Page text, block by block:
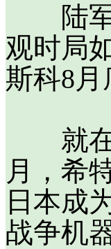
陆军
观时局
斯科8
就在
月，希
日本成
战争机